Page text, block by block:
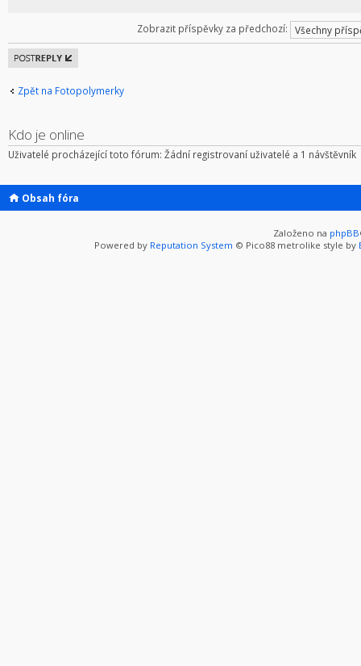
Zobrazit příspěvky za předchozí:
Odeslat
odpověď
Zpět na Fotopolymerky
Kdo je online
Uživatelé procházející toto fórum: Žádní registrovaní uživatelé a 1 návštěvník
Obsah fóra
Založeno na phpBB
Powered by Reputation System © Pico88 metrolike style by